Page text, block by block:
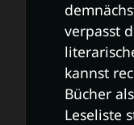
verpasst
kannst
Bücher
Leseliste